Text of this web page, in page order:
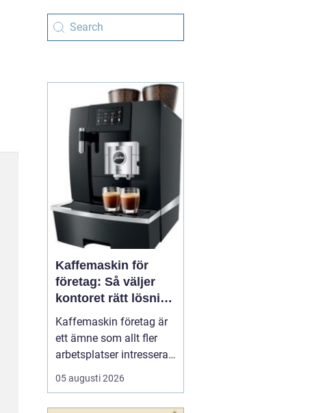
Kaffemaskin för
företag: Så väljer
kontoret rätt lösning
för kaffe på jobbet
Kaffemaskin företag är
ett ämne som allt fler
arbetsplatser intresserar
sig för när de vill höja
trivsel och effektivitet på
05 augusti 2026